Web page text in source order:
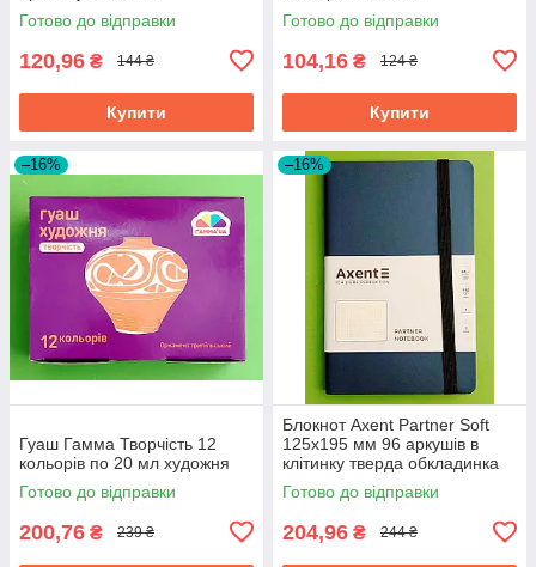
Готово до відправки
120,96 ₴ 144 ₴
Купити
Готово до відправки
104,16 ₴ 124 ₴
Купити
–16%
Гуаш Гамма Творчість 12
кольорів по 20 мл художня
Готово до відправки
200,76 ₴ 239 ₴
–16%
Блокнот Axent Partner Soft
125х195 мм 96 аркушів в
клітинку тверда обкладинка
синій
Готово до відправки
204,96 ₴ 244 ₴